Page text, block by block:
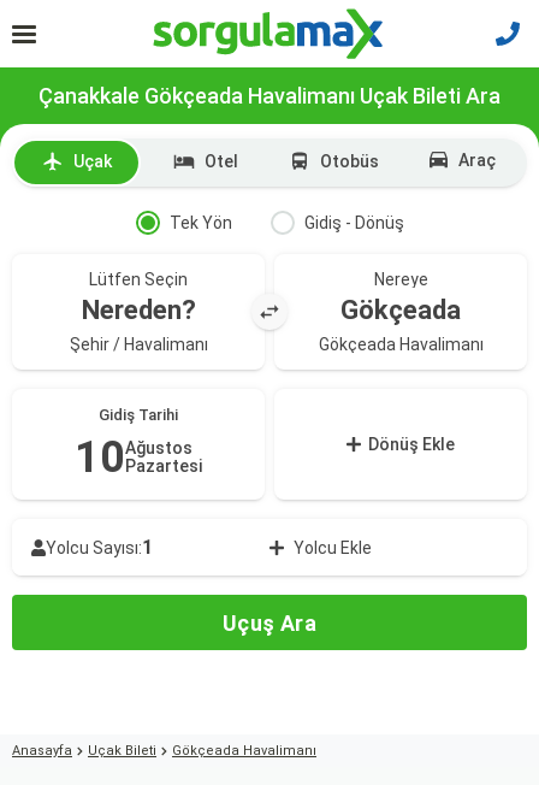
Çanakkale Gökçeada Havalimanı Uçak Bileti Ara
Uçak Otel Otobüs Araç
Tek Yön Gidiş - Dönüş
Lütfen Seçin
Nereden?
Şehir / Havalimanı
Nereye
Gökçeada
Gökçeada Havalimanı
Gidiş Tarihi
10Ağustos
Pazartesi
Dönüş Ekle
Yolcu Sayısı:1 Yolcu Ekle
Uçuş Ara
Anasayfa Uçak Bileti Gökçeada Havalimanı